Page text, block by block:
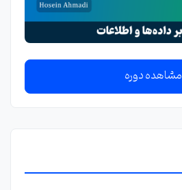
مشاهده دوره